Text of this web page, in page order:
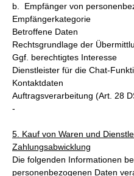
b. Empfänger von
Empfängerkategorie
Betroffene Daten
Rechtsgrundlage der
Ggf. berechtigtes Interesse
Dienstleister für die Chat-
Kontaktdaten
Auftragsverarbeitung (Art. 28
-
5. Kauf von Waren und
Zahlungsabwicklung
Die folgenden Informationen
personenbezogenen Daten